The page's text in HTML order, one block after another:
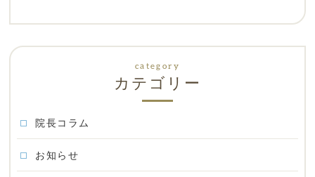
カテゴリー
院長コラム
お知らせ